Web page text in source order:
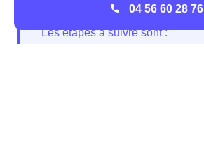
04 56 60 28 76